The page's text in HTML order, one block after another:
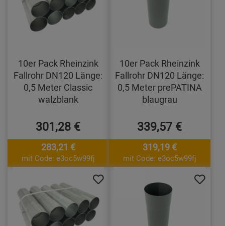
10er Pack Rheinzink
Fallrohr DN120 Länge:
0,5 Meter Classic
walzblank
301,28 €
283,21 €
mit Code: e3oc5w99fj
10er Pack Rheinzink
Fallrohr DN120 Länge:
0,5 Meter prePATINA
blaugrau
339,57 €
319,19 €
mit Code: e3oc5w99fj